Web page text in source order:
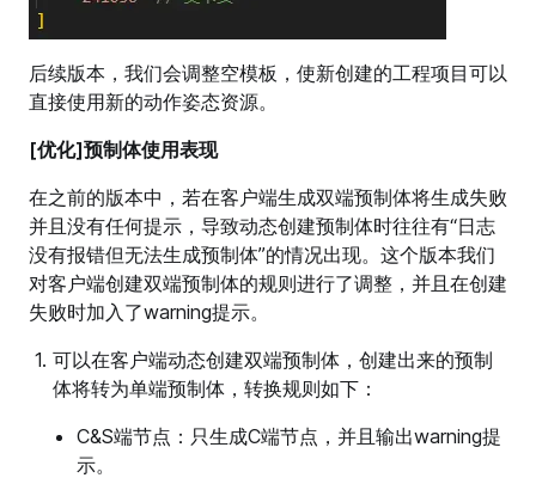
后续版本，我们会调整空模板，使新创建的工程项目可以
直接使用新的动作姿态资源。
[优化]预制体使用表现
在之前的版本中，若在客户端生成双端预制体将生成失败
并且没有任何提示，导致动态创建预制体时往往有“日志
没有报错但无法生成预制体”的情况出现。这个版本我们
对客户端创建双端预制体的规则进行了调整，并且在创建
失败时加入了warning提示。
可以在客户端动态创建双端预制体，创建出来的预制
体将转为单端预制体，转换规则如下：
C&S端节点：只生成C端节点，并且输出warning提
示。